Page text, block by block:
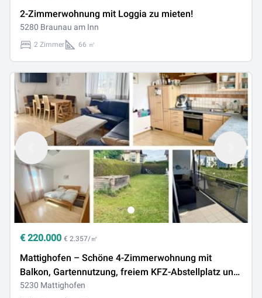
2-Zimmerwohnung mit Loggia zu mieten!
5280 Braunau am Inn
2 Zimmer 66 ㎡
€ 220.000 € 2.357/㎡
Mattighofen – Schöne 4-Zimmerwohnung mit
Balkon, Gartennutzung, freiem KFZ-Abstellplatz und
Carportplatz
5230 Mattighofen